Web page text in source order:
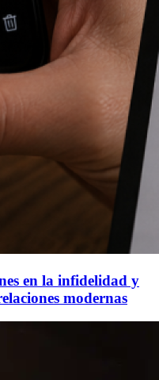
en la infidelidad y
modernas